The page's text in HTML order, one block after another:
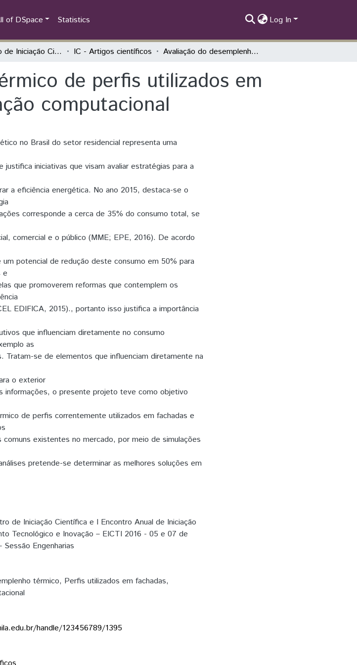
of DSpace Statistics Log In
V Encontro de Iniciação Científica e I Encontro Anual de Iniciação ao Desenvolvimento Tecnológico e Inovação IC - Artigos científicos Avaliação do desemplenho térmico de perfis utilizados em fachadas por meio de simulação computacional
de perfis utilizados em
computacional
no Brasil do setor residencial representa uma
justifica iniciativas que visam avaliar estratégias para a
a eficiência energética. No ano 2015, destaca-se o
corresponde a cerca de 35% do consumo total, se
comercial e o público (MME; EPE, 2016). De acordo
potencial de redução deste consumo em 50% para
e
que promoverem reformas que contemplem os
EDIFICA, 2015)., portanto isso justifica a importância
que influenciam diretamente no consumo
as
Tratam-se de elementos que influenciam diretamente na
o exterior
informações, o presente projeto teve como objetivo
de perfis correntemente utilizados em fachadas e
comuns existentes no mercado, por meio de simulações
pretende-se determinar as melhores soluções em
de Iniciação Científica e I Encontro Anual de Iniciação
Tecnológico e Inovação – EICTI 2016 - 05 e 07 de
Engenharias
térmico, Perfis utilizados em fachadas,
handle/123456789/1395